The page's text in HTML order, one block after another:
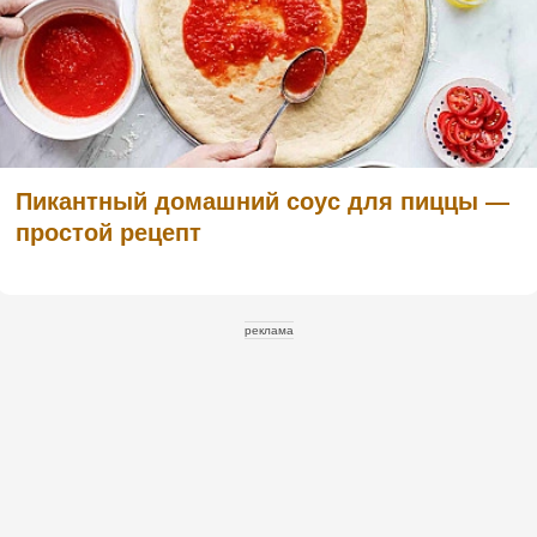
Пикантный домашний соус для пиццы —
простой рецепт
реклама